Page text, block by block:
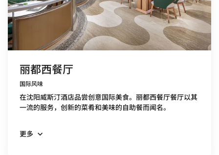
丽都西餐厅
国际风味
在沈阳威斯汀酒店品尝创意国际美食。丽都西餐厅餐厅以其
一流的服务，创新的菜肴和美味的自助餐而闻名。
更多